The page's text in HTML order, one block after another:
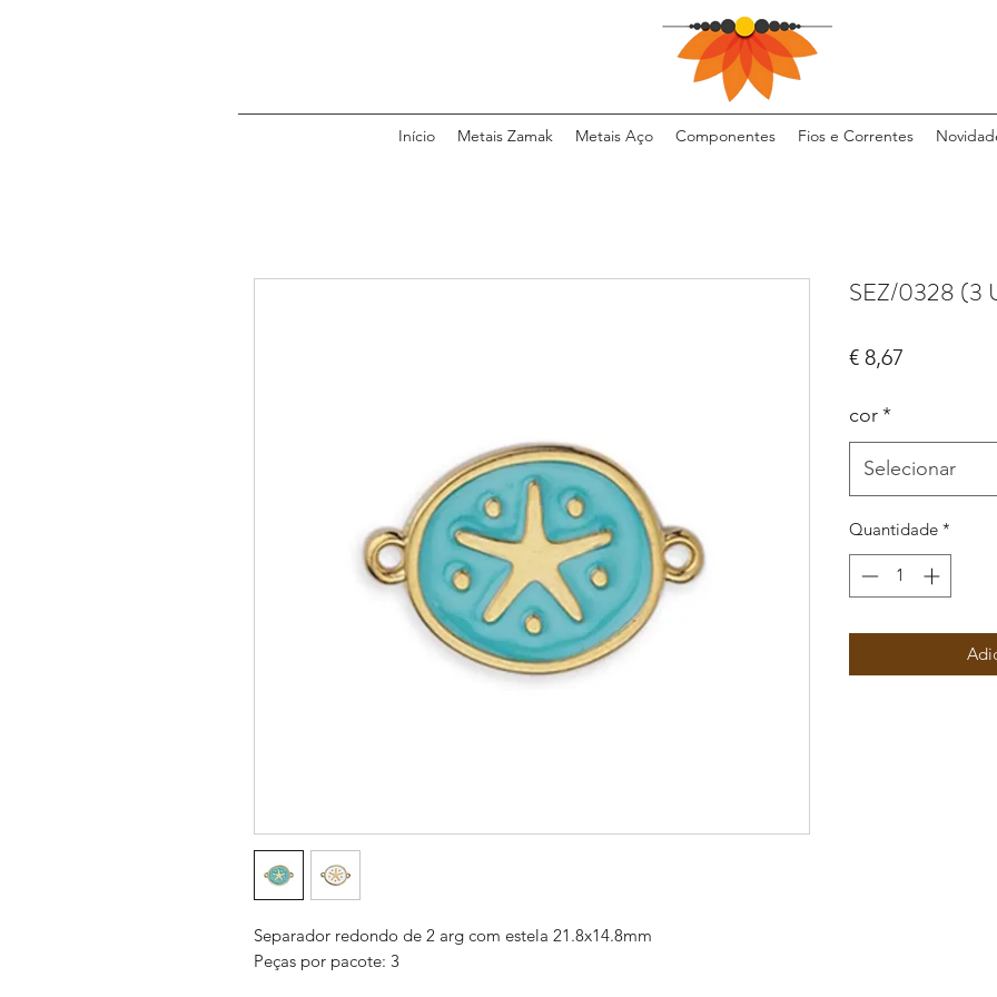
Início Metais Zamak Metais Aço Componentes Fios e Correntes
Separador redondo de 2 arg com estela 21.8x14.8mm
Peças por pacote: 3
SEZ/0328 (3
€ 8,67
cor*
Selecionar
Quantidade *